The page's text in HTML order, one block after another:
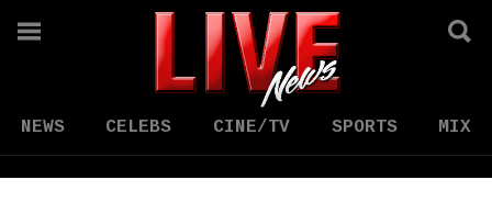
NEWS CELEBS CINE/TV SPORTS MIX